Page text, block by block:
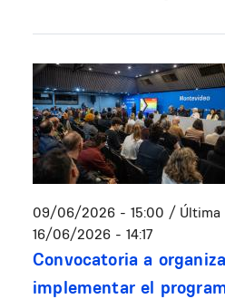
09/06/2026 - 15:00 / Última
16/06/2026 - 14:17
Convocatoria a
implementar el